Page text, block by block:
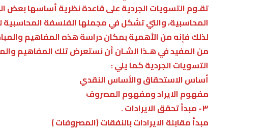
تقـوم التسويات الجردية على قاعدة نظرية أساسها بعض
المحاسبية، والتي تشكل في مجملها الفلسفة المحاسبية
لذلك فإنه من الأهمية بمكان دراسة هذه المفاهيم
من المفيد في هـذا الشـان أن نستعرض تلك المفاهيم
التسويات الجردية كما يلي :
أساس الاستحقاق والأساس النقدي
مفهوم الايراد ومفهوم المصروف
۳- مبدأ تحقق الايرادات .
مبدأ مقابلة الايرادات بالنفقات (المصروفات )